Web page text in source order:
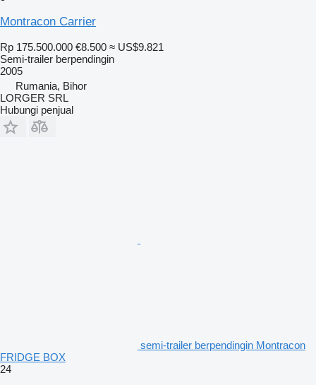
Montracon Carrier
Rp 175.500.000 €8.500 ≈ US$9.821
Semi-trailer berpendingin
2005
Rumania, Bihor
LORGER SRL
Hubungi penjual
semi-trailer berpendingin Montracon
FRIDGE BOX
24